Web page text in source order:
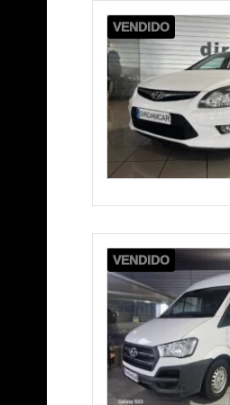
VENDIDO
VENDIDO